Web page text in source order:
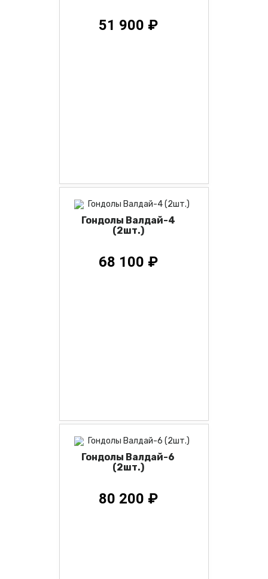
51 900 ₽
Гондолы Валдай-4
(2шт.)
68 100 ₽
Гондолы Валдай-6
(2шт.)
80 200 ₽